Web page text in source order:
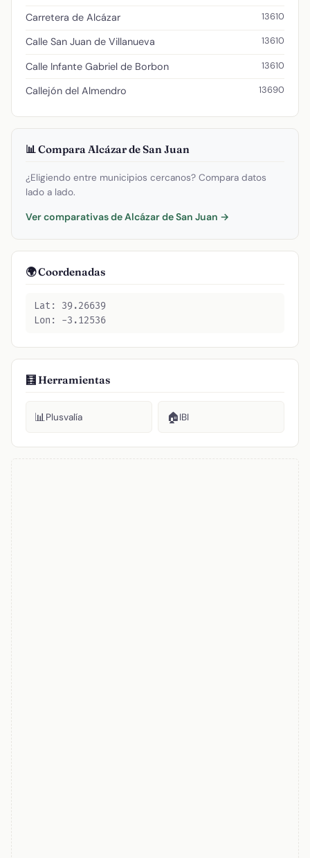
Carretera de Alcázar 13610
Calle San Juan de Villanueva 13610
Calle Infante Gabriel de Borbon 13610
Callejón del Almendro 13690
📊 Compara Alcázar de San Juan
¿Eligiendo entre municipios cercanos? Compara datos
lado a lado.
Ver comparativas de Alcázar de San Juan →
🌍 Coordenadas
Lat: 39.26639
Lon: -3.12536
🧮 Herramientas
📊Plusvalía 🏠IBI